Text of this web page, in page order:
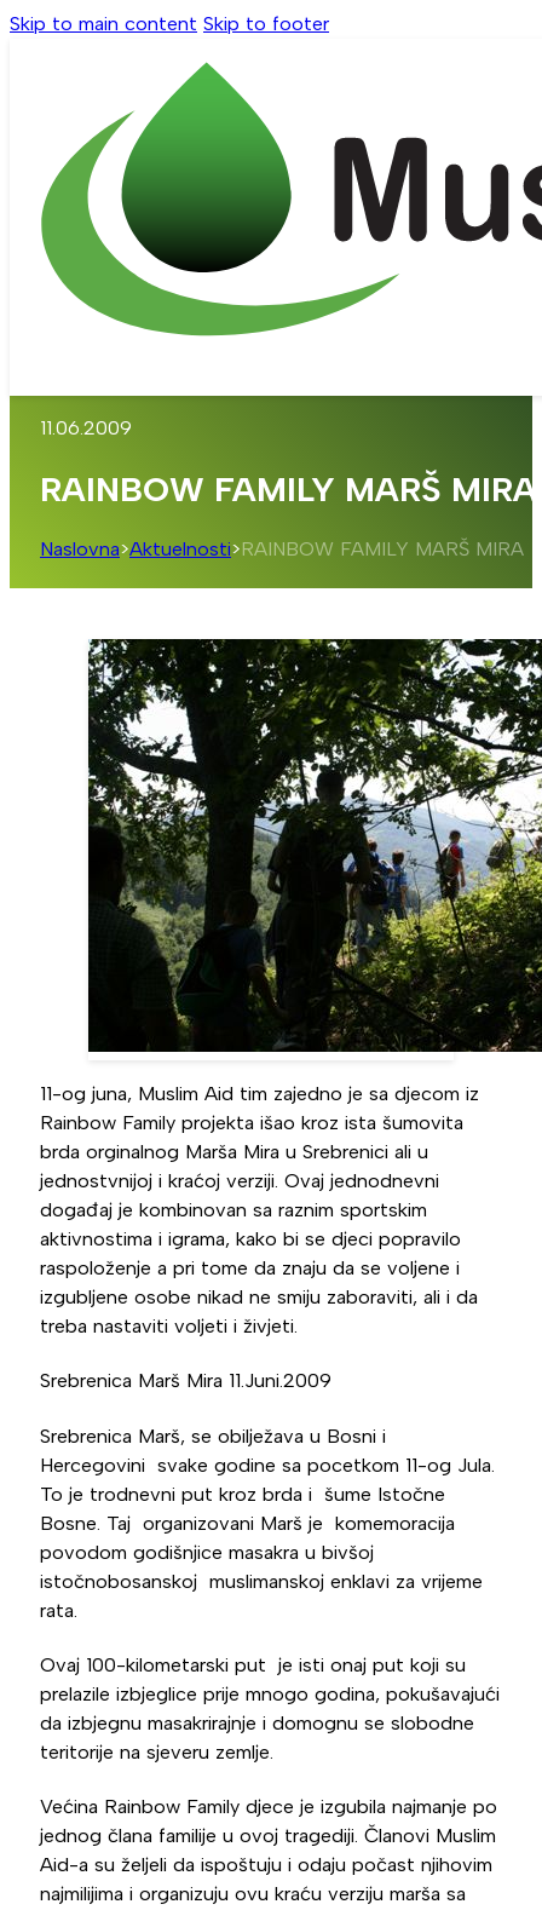
Skip to main content Skip to footer
11.06.2009
RAINBOW FAMILY MARŠ MIRA
Naslovna>Aktuelnosti>RAINBOW FAMILY MARŠ MIRA
11-og juna, Muslim Aid tim zajedno je sa djecom iz
Rainbow Family projekta išao kroz ista šumovita
brda orginalnog Marša Mira u Srebrenici ali u
jednostvnijoj i kraćoj verziji. Ovaj jednodnevni
događaj je kombinovan sa raznim sportskim
aktivnostima i igrama, kako bi se djeci popravilo
raspoloženje a pri tome da znaju da se voljene i
izgubljene osobe nikad ne smiju zaboraviti, ali i da
treba nastaviti voljeti i živjeti.
Srebrenica Marš Mira 11.Juni.2009
Srebrenica Marš, se obilježava u Bosni i
Hercegovini svake godine sa pocetkom 11-og Jula.
To je trodnevni put kroz brda i šume Istočne
Bosne. Taj organizovani Marš je komemoracija
povodom godišnjice masakra u bivšoj
istočnobosanskoj muslimanskoj enklavi za vrijeme
rata.
Ovaj 100-kilometarski put je isti onaj put koji su
prelazile izbjeglice prije mnogo godina, pokušavajući
da izbjegnu masakrirajnje i domognu se slobodne
teritorije na sjeveru zemlje.
Većina Rainbow Family djece je izgubila najmanje po
jednog člana familije u ovoj tragediji. Članovi Muslim
Aid-a su željeli da ispoštuju i odaju počast njihovim
najmilijima i organizuju ovu kraću verziju marša sa